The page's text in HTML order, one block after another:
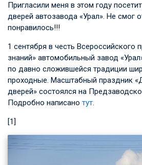
Пригласили меня в этом году
дверей автозавода «Урал». Не смог
понравилось!!!
1 сентября в честь Всероссийского
знаний» автомобильный завод
по давно сложившейся традиции
проходные. Масштабный праздник
дверей» состоялся на
Подробно написано тут.
[1]